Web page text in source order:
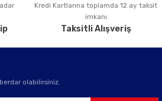
GönderKredi Kartlarına toplamda 12 ay taksit
imkanı
Taksitli Alışveriş
olabilirsiniz.